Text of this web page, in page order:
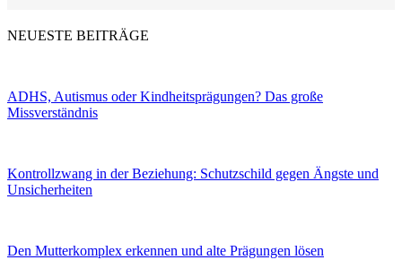
NEUESTE BEITRÄGE
ADHS, Autismus oder Kindheitsprägungen? Das große
Missverständnis
Kontrollzwang in der Beziehung: Schutzschild gegen Ängste und
Unsicherheiten
Den Mutterkomplex erkennen und alte Prägungen lösen